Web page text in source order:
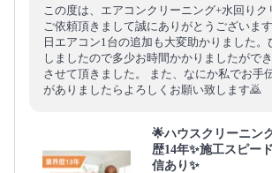
この度は、エアコンクリーニング+水回りク
ご依頼頂きまして誠にありがとうございま
日エアコン1台の追加も大変助かりました
しましたので多少お時間かかりましたがで
させて頂きました。 また、なにか私でお手
がありましたらよろしくお願い致します🙇
🌟ハウスクリーニン
歴14年✨施工スピー
信あり✨